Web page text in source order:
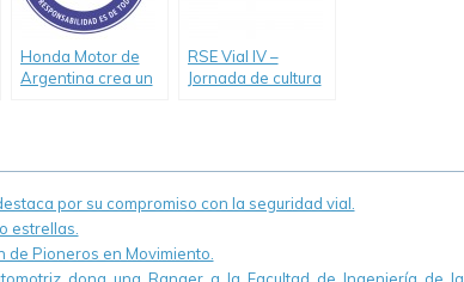
Honda Motor de
Argentina crea un
RSE Vial IV –
Jornada de cultura
por su compromiso con la seguridad vial.
estrellas.
Pioneros en Movimiento.